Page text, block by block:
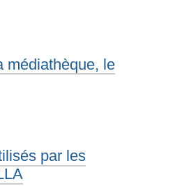
médiathèque, le
par les